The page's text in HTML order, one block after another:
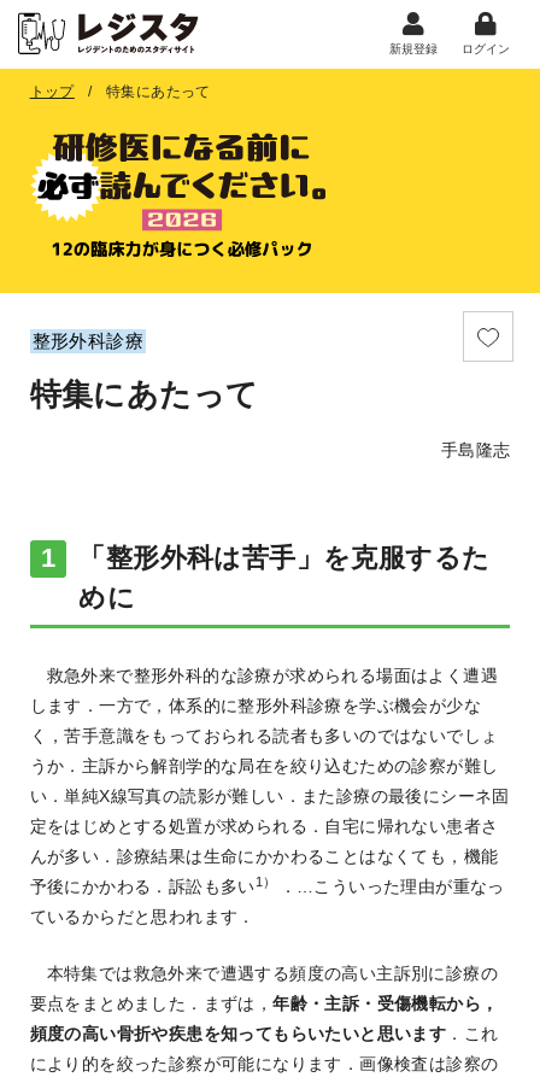
新規登録 ログイン
トップ 特集にあたって
整形外科診療
特集にあたって
手島隆志
「整形外科は苦手」を克服するた
めに
救急外来で整形外科的な診療が求められる場面はよく遭遇
します．一方で，体系的に整形外科診療を学ぶ機会が少な
く，苦手意識をもっておられる読者も多いのではないでしょ
うか．主訴から解剖学的な局在を絞り込むための診察が難し
い．単純X線写真の読影が難しい．また診療の最後にシーネ固
定をはじめとする処置が求められる．自宅に帰れない患者さ
んが多い．診療結果は生命にかかわることはなくても，機能
予後にかかわる．訴訟も多い1）
．…こういった理由が重なっ
ているからだと思われます．
本特集では救急外来で遭遇する頻度の高い主訴別に診療の
要点をまとめました．まずは，年齢・主訴・受傷機転から，
頻度の高い骨折や疾患を知ってもらいたいと思います ．これ
により的を絞った診察が可能になります．画像検査は診察の